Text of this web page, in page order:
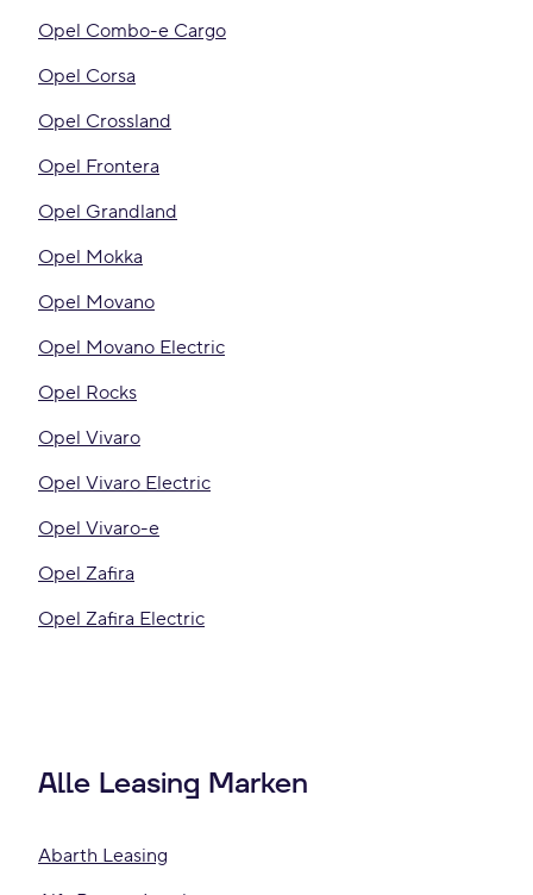
Opel Combo-e Cargo
Opel Corsa
Opel Crossland
Opel Frontera
Opel Grandland
Opel Mokka
Opel Movano
Opel Movano Electric
Opel Rocks
Opel Vivaro
Opel Vivaro Electric
Opel Vivaro-e
Opel Zafira
Opel Zafira Electric
Alle Leasing Marken
Abarth Leasing